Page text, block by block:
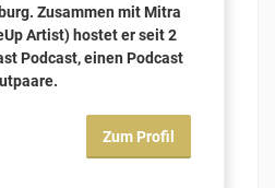
Zusammen mit Mitra
Artist) hostet er seit 2
Podcast, einen Podcast
Zum Profil